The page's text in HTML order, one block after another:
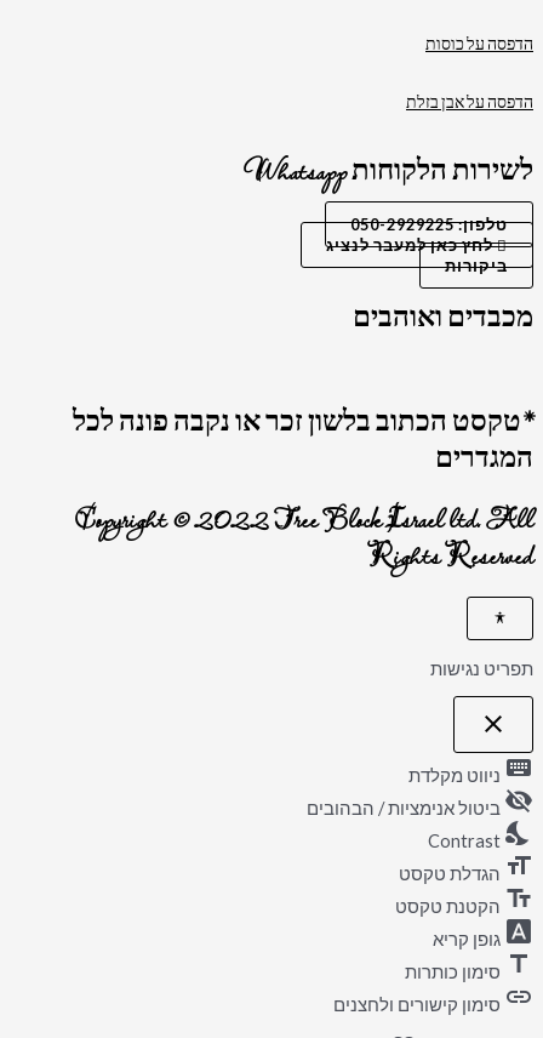
הדפסה על כוסות
הדפסה על אבן בזלת
לשירות הלקוחות Whatsapp
טלפון: 050-2929225
לחץ כאן למעבר לנציג
ביקורות
מכבדים ואוהבים
*טקסט הכתוב בלשון זכר או נקבה פונה לכל
המגדרים
Copyright © 2022 Tree Block Israel ltd. All
Rights Reserved
תפריט נגישות
close
פתיחה
של
הנגישות
keyboard ניווט מקלדת
visibility_off ביטול אנימציות / הבהובים
nights_stay
Contrast
format_size הגדלת טקסט
text_fields הקטנת טקסט
font_download גופן קריא
title סימון כותרות
link סימון קישורים ולחצנים